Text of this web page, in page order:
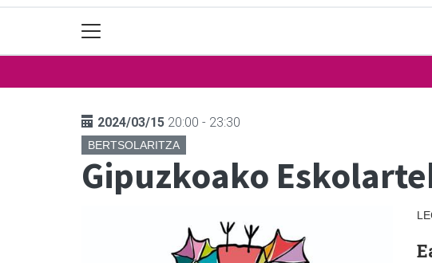
2024/03/15 20:00 - 23:30
BERTSOLARITZA
Gipuzkoako